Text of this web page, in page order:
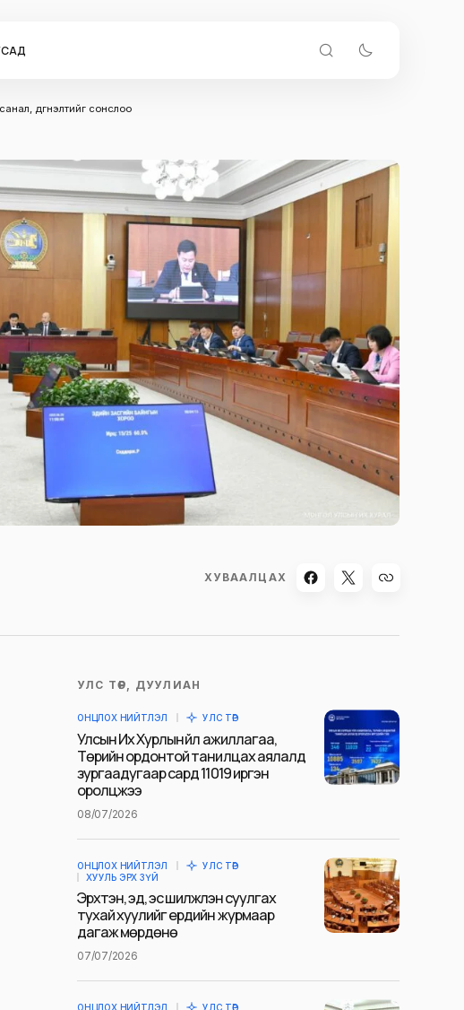
дүгнэлтийг сонслоо
ХУВААЛЦАХ
УЛС ТӨР, ДУУЛИАН
ОНЦЛОХ НИЙТЛЭЛ УЛС ТӨР
Улсын Их Хурлын үйл ажиллагаа,
Төрийн ордонтой танилцах аялалд
зургаадугаар сард 11019 иргэн
оролцжээ
08/07/2026
ОНЦЛОХ НИЙТЛЭЛ
УЛС ТӨР
ХУУЛЬ ЭРХ ЗҮЙ
Эрхтэн, эд, эс шилжүүлэн суулгах
тухай хуулийг ердийн журмаар
дагаж мөрдөнө
07/07/2026
ОНЦЛОХ НИЙТЛЭЛ УЛС ТӨР